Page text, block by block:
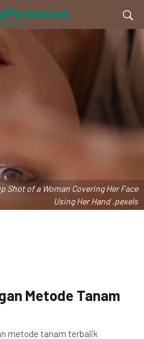
Shot of a Woman Covering Her Face
Using Her Hand .pexels
Metode Tanam
metode tanam terbalik